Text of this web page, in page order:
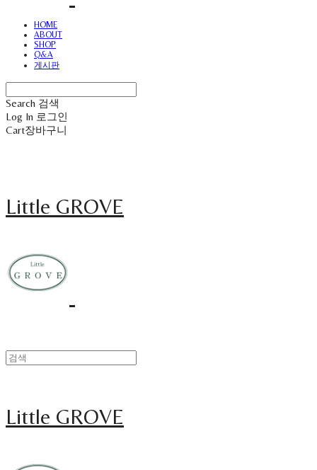
HOME
ABOUT
SHOP
Q&A
게시판
Search 검색
Log In 로그인
Cart장바구니
Little GROVE
Little GROVE